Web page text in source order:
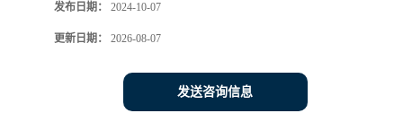
发布日期： 2024-10-07
更新日期： 2026-08-07
发送咨询信息